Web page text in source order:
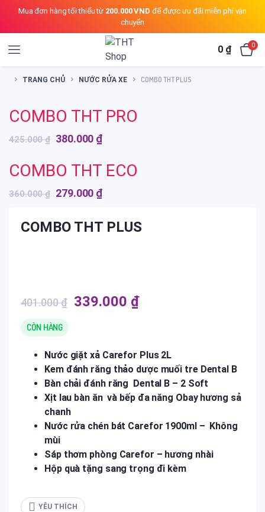
Mua đơn hàng tối thiểu từ 200.000 VND để được ưu đãi miễn phí vận
chuyển
0 ₫ 0
TRANG CHỦ NƯỚC RỬA XE COMBO THT PLUS
COMBO THT PRO
425.000₫ Giá
là:
425.000 ₫.
380.000 ₫Giá
tại
COMBO THT ECO
360.000₫ Giá
là:
279.000 ₫Giá
tại
COMBO THT PLUS
401.000₫ Giá
339.000 ₫Giá
339.000 ₫.
CÒN HÀNG
Nước giặt xả Carefor Plus 2L
Kem đánh răng thảo dược muối tre Dental B
Bàn chải đánh răng Dental B – 2 Soft
Xịt lau bàn ăn và bếp đa năng Obay hương sả
chanh
Nước rửa chén bát Carefor 1900ml – Không
mùi
Sáp thơm phòng Carefor – hương nhài
Hộp quà tặng sang trọng đi kèm
YÊU THÍCH